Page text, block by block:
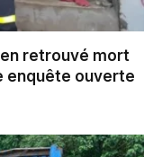
retrouvé mort
enquête ouverte